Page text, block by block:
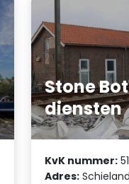
Stone
diensten
KvK nummer:
Adres: